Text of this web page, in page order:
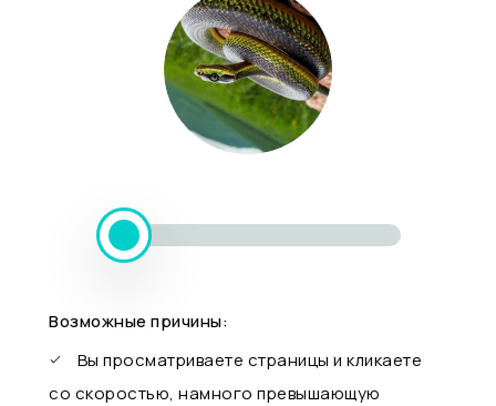
Возможные причины:
Вы просматриваете страницы и кликаете
со скоростью, намного превышающую